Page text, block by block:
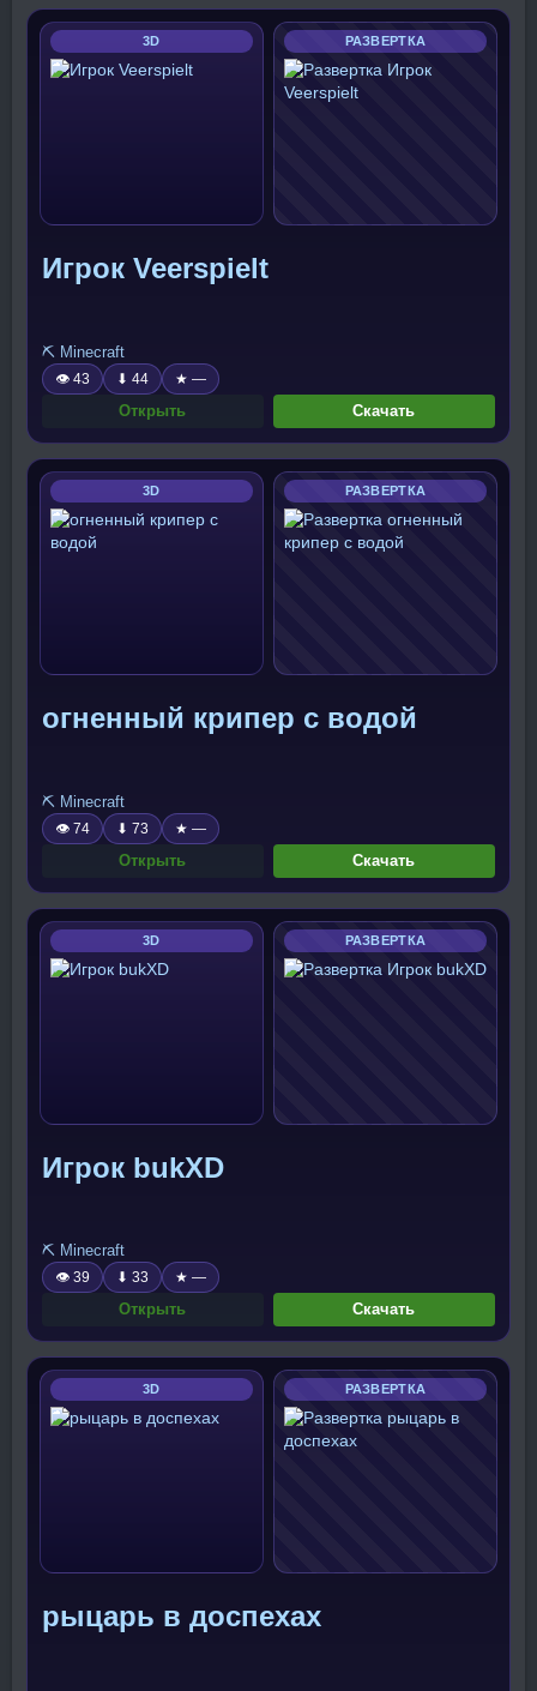
3D РАЗВЕРТКА
Игрок Veerspielt
⛏️ Minecraft
👁 43 ⬇ 44 ★ —
Открыть Скачать
3D РАЗВЕРТКА
огненный крипер с водой
⛏️ Minecraft
👁 74 ⬇ 73 ★ —
Открыть Скачать
3D РАЗВЕРТКА
Игрок bukXD
⛏️ Minecraft
👁 39 ⬇ 33 ★ —
Открыть Скачать
3D РАЗВЕРТКА
рыцарь в доспехах